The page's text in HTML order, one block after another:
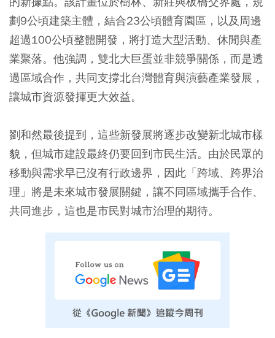
劃9公頃建築主體，結合23公頃體育園區，以及周邊
超過100公頃整體開發，將打造大型活動、休閒與產
業聚落。他強調，雙北大巨蛋並非競爭關係，而是透
過區域合作，共同支撐北台灣體育與演藝產業發展，
讓城市資源發揮更大效益。
劉和然最後提到，這些新發展將逐步改變新北城市樣
貌，但城市建設最終仍要回到市民生活。由於民眾的
移動與需求早已沒有行政邊界，因此「跨域、跨界治
理」將是未來城市發展關鍵，讓不同區域攜手合作、
共同進步，這也是市民對城市治理的期待。